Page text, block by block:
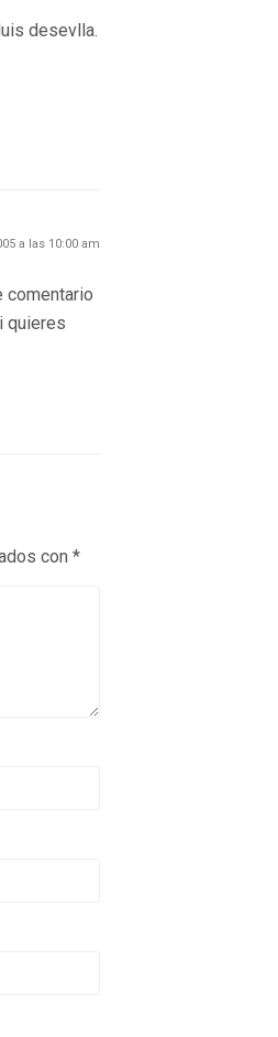
desevlla.
a las 10:00 am
comentario
quieres
con *